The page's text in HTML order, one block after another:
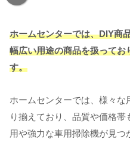
ホームセンターでは、DIY商
幅広い用途の商品を扱って
す。
ホームセンターでは、様々な
り揃えており、品質や価格
用や強力な車用掃除機が見つ